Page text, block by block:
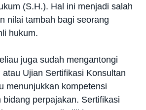
(S.H.). Hal ini menjadi salah
nilai tambah bagi seorang
hukum.
juga sudah mengantongi
Ujian Sertifikasi Konsultan
menunjukkan kompetensi
bidang perpajakan. Sertifikasi